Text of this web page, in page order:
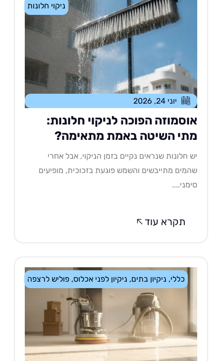
ניקוי חלונות
יוני 24, 2026
הפוכה לניקוי חלונות:
השיטה באמת מתאימה?
חלונות שנראים נקיים בזמן הניקוי, אבל אחרי
מתייבשים והשמש פוגעת בזכוכית, מופיעים
תקרא עוד
ניקיון בתים,ניקיון לפני אכלוס,פוליש לרצפה